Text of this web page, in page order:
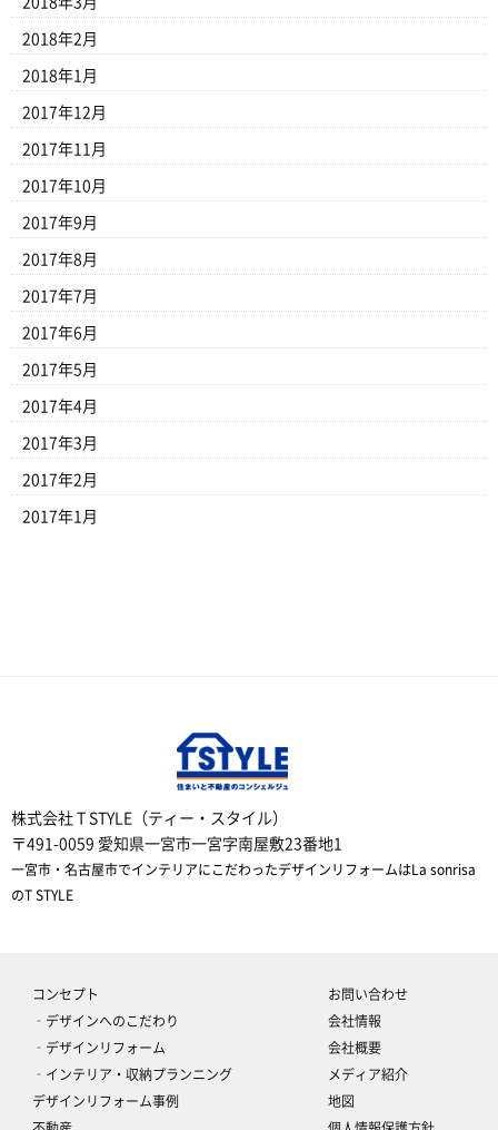
2018年2月
2018年1月
2017年12月
2017年11月
2017年10月
2017年9月
2017年8月
2017年7月
2017年6月
2017年5月
2017年4月
2017年3月
2017年2月
2017年1月
株式会社 T STYLE（ティー・スタイル）
〒491-0059 愛知県一宮市一宮字南屋敷23番地1
一宮市・名古屋市でインテリアにこだわったデザインリフォームはLa sonrisa
のT STYLE
コンセプト
‐デザインへのこだわり
‐デザインリフォーム
‐インテリア・収納プランニング
デザインリフォーム事例
お問い合わせ
会社情報
会社概要
メディア紹介
地図